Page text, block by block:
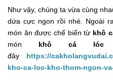
Như vậy, chúng ta vừa cùng
dứa cực ngon rồi nhé. Ngoài
món ăn được chế biến từ khô
món khô cá lóc
đây
https://
kho-ca-loc-kho-thom-ngon-